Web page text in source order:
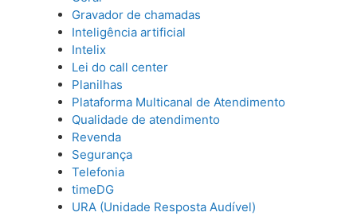
Gravador de chamadas
Inteligência artificial
Intelix
Lei do call center
Planilhas
Plataforma Multicanal de Atendimento
Qualidade de atendimento
Revenda
Segurança
Telefonia
timeDG
URA (Unidade Resposta Audível)